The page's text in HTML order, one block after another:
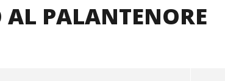
PALANTENORE